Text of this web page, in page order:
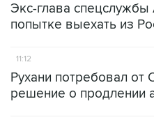
Экс-глава
попытке выехать из
11:12
Рухани потребовал
решение о продлении